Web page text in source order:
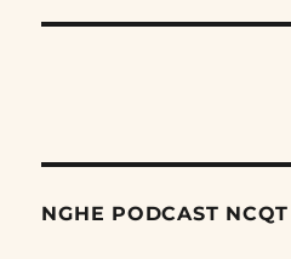
NGHE PODCAST NCQT